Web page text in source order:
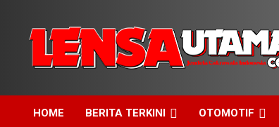
content
LensaUtama
HOME BERITA TERKINI OTOMOTIF